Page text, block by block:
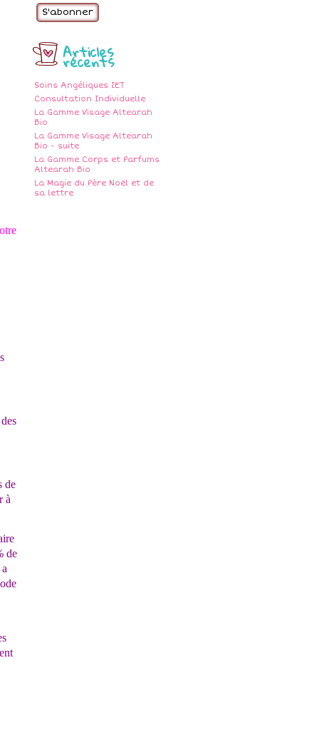
Articles
récents
Soins Angéliques IET
Consultation Individuelle
La Gamme Visage Altearah
Bio
La Gamme Visage Altearah
Bio - suite
La Gamme Corps et Parfums
Altearah Bio
La Magie du Père Noël et de
sa lettre
de
à
de